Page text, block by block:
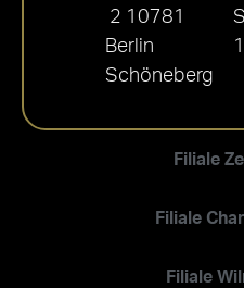
Filiale
Filiale
Filiale
2 10781
Berlin
Schöneberg